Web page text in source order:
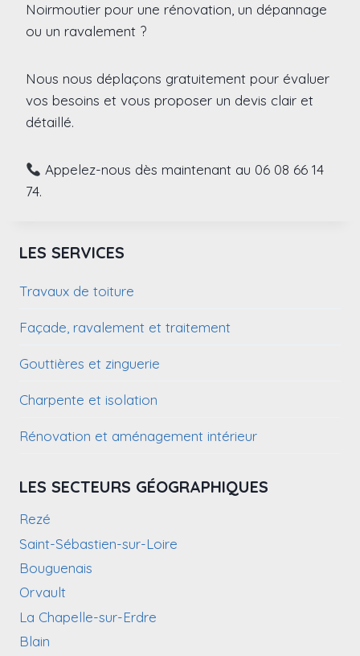
Noirmoutier pour une rénovation, un dépannage
ou un ravalement ?
Nous nous déplaçons gratuitement pour évaluer
vos besoins et vous proposer un devis clair et
détaillé.
Appelez-nous dès maintenant au 06 08 66 14
74.
LES SERVICES
Travaux de toiture
Façade, ravalement et traitement
Gouttières et zinguerie
Charpente et isolation
Rénovation et aménagement intérieur
LES SECTEURS GÉOGRAPHIQUES
Rezé
Saint-Sébastien-sur-Loire
Bouguenais
Orvault
La Chapelle-sur-Erdre
Blain